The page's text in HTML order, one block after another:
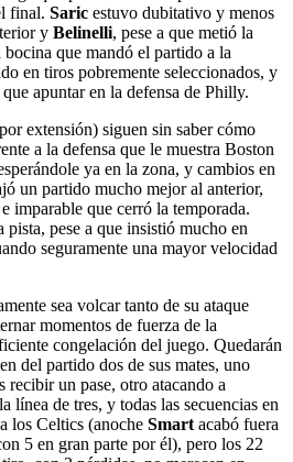
final. Saric estuvo dubitativo y menos
y Belinelli, pese a que metió la
que mandó el partido a la
en tiros pobremente seleccionados, y
apuntar en la defensa de Philly.
por extensión) siguen sin saber cómo
a la defensa que le muestra Boston
ya en la zona, y cambios en
un partido mucho mejor al anterior,
imparable que cerró la temporada.
pese a que insistió mucho en
seguramente una mayor velocidad
sea volcar tanto de su ataque
momentos de fuerza de la
congelación del juego. Quedarán
del partido dos de sus mates, uno
recibir un pase, otro atacando a
línea de tres, y todas las secuencias en
los Celtics (anoche Smart acabó fuera
5 en gran parte por él), pero los 22